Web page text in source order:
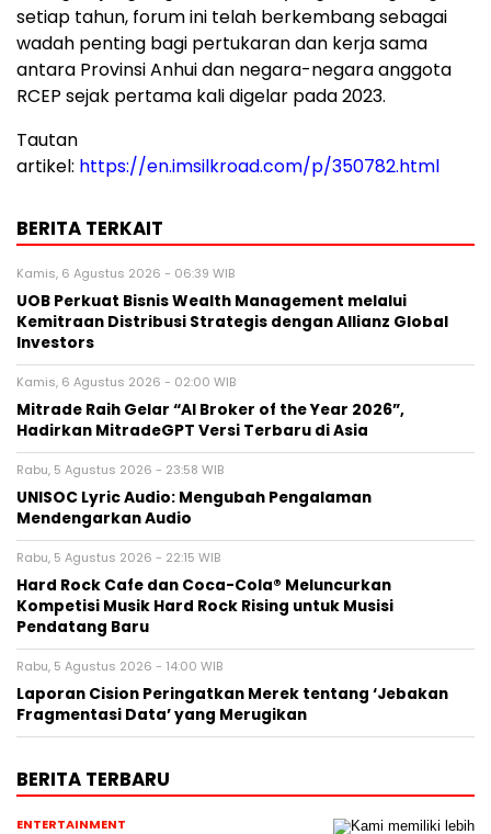
setiap tahun, forum ini telah berkembang sebagai
wadah penting bagi pertukaran dan kerja sama
antara Provinsi Anhui dan negara-negara anggota
RCEP sejak pertama kali digelar pada 2023.
Tautan
artikel: https://en.imsilkroad.com/p/350782.html
BERITA TERKAIT
Kamis, 6 Agustus 2026 - 06:39 WIB
UOB Perkuat Bisnis Wealth Management melalui
Kemitraan Distribusi Strategis dengan Allianz Global
Investors
Kamis, 6 Agustus 2026 - 02:00 WIB
Mitrade Raih Gelar “AI Broker of the Year 2026”,
Hadirkan MitradeGPT Versi Terbaru di Asia
Rabu, 5 Agustus 2026 - 23:58 WIB
UNISOC Lyric Audio: Mengubah Pengalaman
Mendengarkan Audio
Rabu, 5 Agustus 2026 - 22:15 WIB
Hard Rock Cafe dan Coca-Cola® Meluncurkan
Kompetisi Musik Hard Rock Rising untuk Musisi
Pendatang Baru
Rabu, 5 Agustus 2026 - 14:00 WIB
Laporan Cision Peringatkan Merek tentang ‘Jebakan
Fragmentasi Data’ yang Merugikan
BERITA TERBARU
ENTERTAINMENT